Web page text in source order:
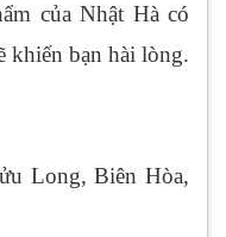
của Nhật Hà có
khiến bạn hài lòng.
Long, Biên Hòa,